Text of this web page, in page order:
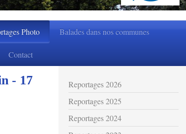
Photo Balades dans nos communes
Contact
- 17
Reportages 2026
Reportages 2025
Reportages 2024